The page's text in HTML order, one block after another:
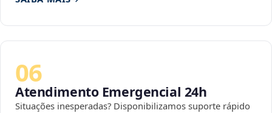
06
Atendimento Emergencial 24h
Situações inesperadas? Disponibilizamos suporte rápido